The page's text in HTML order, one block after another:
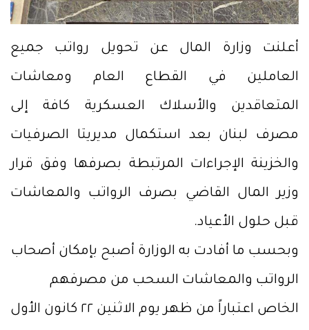
أعلنت وزارة المال عن تحويل رواتب جميع
العاملين في القطاع العام ومعاشات
المتعاقدين والأسلاك العسكرية كافة إلى
مصرف لبنان بعد استكمال مديريتا الصرفيات
والخزينة الإجراءات المرتبطة بصرفها وفق قرار
وزير المال القاضي بصرف الرواتب والمعاشات
قبل حلول الأعياد.
وبحسب ما أفادت به الوزارة أصبح بإمكان أصحاب
الرواتب والمعاشات السحب من مصرفهم
الخاص اعتباراً من ظهر يوم الاثنين ٢٢ كانون الأول